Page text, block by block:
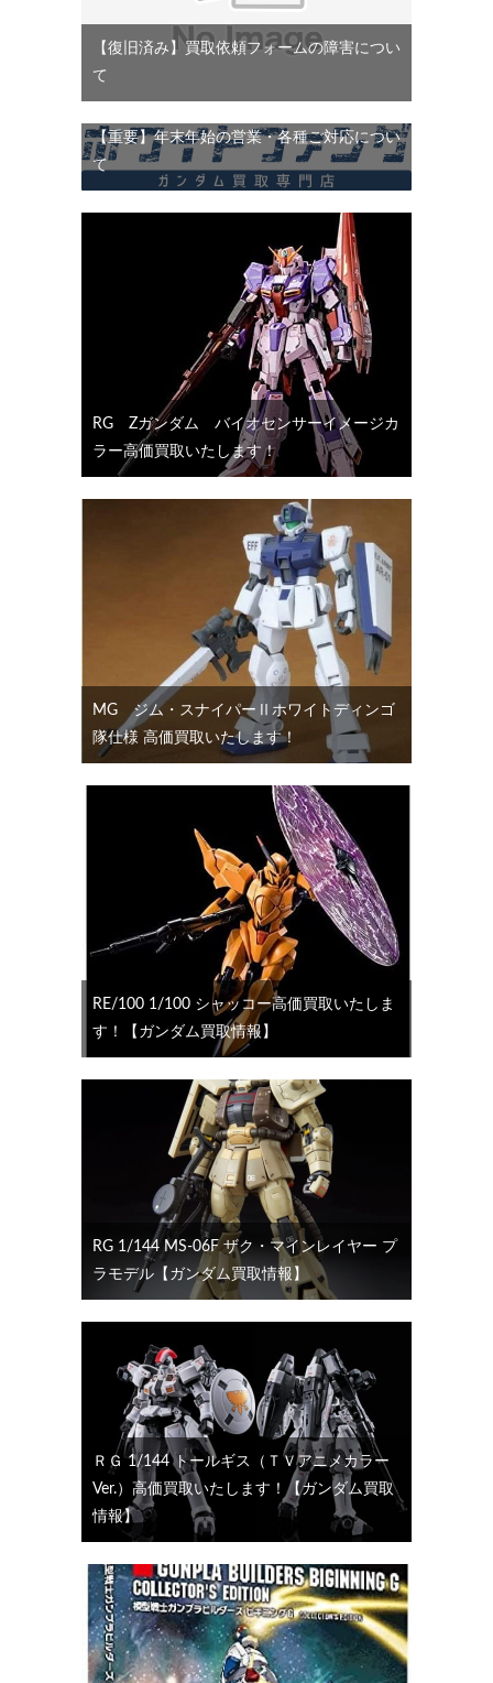
【復旧済み】買取依頼フォームの障害につい
て
【重要】年末年始の営業・各種ご対応につい
て
RG Ζガンダム バイオセンサーイメージカ
ラー高価買取いたします！
MG ジム・スナイパーⅡホワイトディンゴ
隊仕様 高価買取いたします！
RE/100 1/100 シャッコー高価買取いたしま
す！【ガンダム買取情報】
RG 1/144 MS-06F ザク・マインレイヤー プ
ラモデル【ガンダム買取情報】
ＲＧ 1/144 トールギス（ＴＶアニメカラー
Ver.）高価買取いたします！【ガンダム買取
情報】